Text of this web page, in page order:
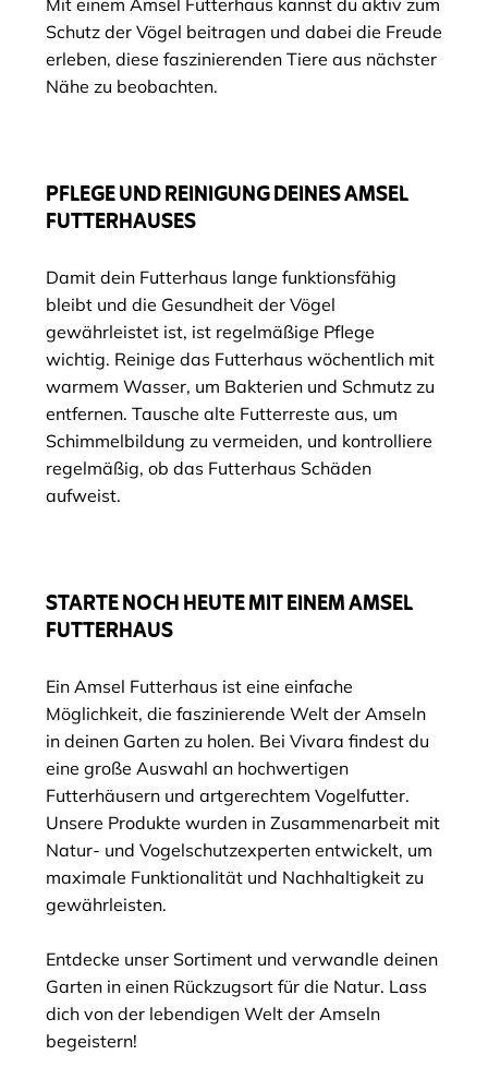
Mit einem Amsel Futterhaus kannst du aktiv zum
Schutz der Vögel beitragen und dabei die Freude
erleben, diese faszinierenden Tiere aus nächster
Nähe zu beobachten.
PFLEGE UND REINIGUNG DEINES AMSEL
FUTTERHAUSES
Damit dein Futterhaus lange funktionsfähig
bleibt und die Gesundheit der Vögel
gewährleistet ist, ist regelmäßige Pflege
wichtig. Reinige das Futterhaus wöchentlich mit
warmem Wasser, um Bakterien und Schmutz zu
entfernen. Tausche alte Futterreste aus, um
Schimmelbildung zu vermeiden, und kontrolliere
regelmäßig, ob das Futterhaus Schäden
aufweist.
STARTE NOCH HEUTE MIT EINEM AMSEL
FUTTERHAUS
Ein Amsel Futterhaus ist eine einfache
Möglichkeit, die faszinierende Welt der Amseln
in deinen Garten zu holen. Bei Vivara findest du
eine große Auswahl an hochwertigen
Futterhäusern und artgerechtem Vogelfutter.
Unsere Produkte wurden in Zusammenarbeit mit
Natur- und Vogelschutzexperten entwickelt, um
maximale Funktionalität und Nachhaltigkeit zu
gewährleisten.
Entdecke unser Sortiment und verwandle deinen
Garten in einen Rückzugsort für die Natur. Lass
dich von der lebendigen Welt der Amseln
begeistern!